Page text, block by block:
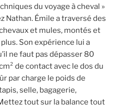
du voyage à cheval »
Nathan. Émile a traversé des
et mules, montés et
Son expérience lui a
ne faut pas dépasser 80
de contact avec le dos du
par charge le poids de
selle, bagagerie,
tout sur la balance tout